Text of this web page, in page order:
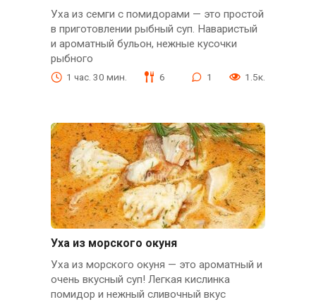
Уха из семги с помидорами — это простой
в приготовлении рыбный суп. Наваристый
и ароматный бульон, нежные кусочки
рыбного
1 час. 30 мин. 6 1 1.5к.
Уха из морского окуня
Уха из морского окуня — это ароматный и
очень вкусный суп! Легкая кислинка
помидор и нежный сливочный вкус